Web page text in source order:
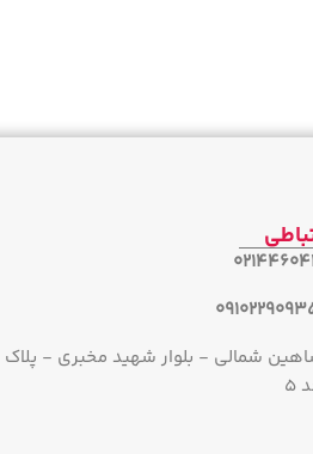
شمالی - بلوار شهید مخبری - پلاک